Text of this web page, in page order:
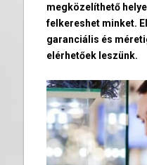
megközelíthető
felkereshet minket.
garanciális és
elérhetőek leszünk.